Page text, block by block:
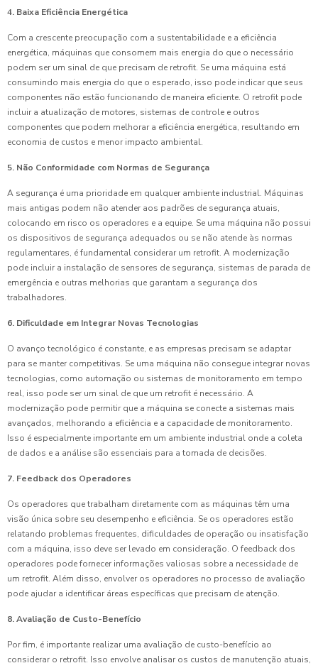
4. Baixa Eficiência Energética
Com a crescente preocupação com a sustentabilidade e a eficiência
energética, máquinas que consomem mais energia do que o necessário
podem ser um sinal de que precisam de retrofit. Se uma máquina está
consumindo mais energia do que o esperado, isso pode indicar que seus
componentes não estão funcionando de maneira eficiente. O retrofit pode
incluir a atualização de motores, sistemas de controle e outros
componentes que podem melhorar a eficiência energética, resultando em
economia de custos e menor impacto ambiental.
5. Não Conformidade com Normas de Segurança
A segurança é uma prioridade em qualquer ambiente industrial. Máquinas
mais antigas podem não atender aos padrões de segurança atuais,
colocando em risco os operadores e a equipe. Se uma máquina não possui
os dispositivos de segurança adequados ou se não atende às normas
regulamentares, é fundamental considerar um retrofit. A modernização
pode incluir a instalação de sensores de segurança, sistemas de parada de
emergência e outras melhorias que garantam a segurança dos
trabalhadores.
6. Dificuldade em Integrar Novas Tecnologias
O avanço tecnológico é constante, e as empresas precisam se adaptar
para se manter competitivas. Se uma máquina não consegue integrar novas
tecnologias, como automação ou sistemas de monitoramento em tempo
real, isso pode ser um sinal de que um retrofit é necessário. A
modernização pode permitir que a máquina se conecte a sistemas mais
avançados, melhorando a eficiência e a capacidade de monitoramento.
Isso é especialmente importante em um ambiente industrial onde a coleta
de dados e a análise são essenciais para a tomada de decisões.
7. Feedback dos Operadores
Os operadores que trabalham diretamente com as máquinas têm uma
visão única sobre seu desempenho e eficiência. Se os operadores estão
relatando problemas frequentes, dificuldades de operação ou insatisfação
com a máquina, isso deve ser levado em consideração. O feedback dos
operadores pode fornecer informações valiosas sobre a necessidade de
um retrofit. Além disso, envolver os operadores no processo de avaliação
pode ajudar a identificar áreas específicas que precisam de atenção.
8. Avaliação de Custo-Benefício
Por fim, é importante realizar uma avaliação de custo-benefício ao
considerar o retrofit. Isso envolve analisar os custos de manutenção atuais,